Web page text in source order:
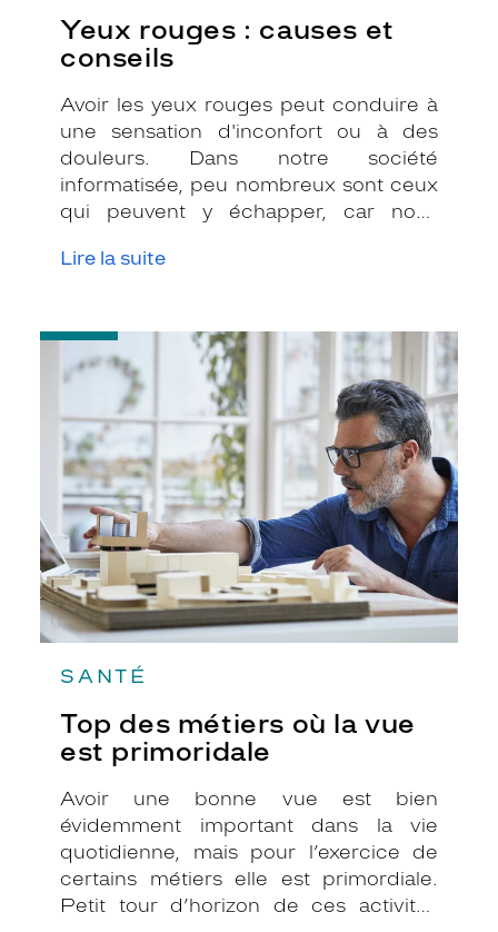
Yeux rouges : causes et
conseils
Avoir les yeux rouges peut conduire à
une sensation d'inconfort ou à des
douleurs. Dans notre société
informatisée, peu nombreux sont ceux
qui peuvent y échapper, car nous
devant des écrans, quels qu’ils soient.
Nous verrons dans cet article quelles
en sont les principales causes et les
différents moyens d’y remédier afin d’y
remédier.
Lire la suite
SANTÉ
Top des métiers où la vue
est primoridale
Avoir une bonne vue est bien
évidemment important dans la vie
quotidienne, mais pour l’exercice de
certains métiers elle est primordiale.
Petit tour d’horizon de ces activités
-
des
où
vue
est
primoridale